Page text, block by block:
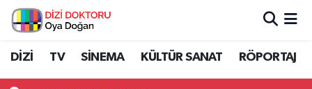
DİZİ TV SİNEMA KÜLTÜR SANAT RÖPORTAJ
İstanbul Nöbetçi Eczaneler